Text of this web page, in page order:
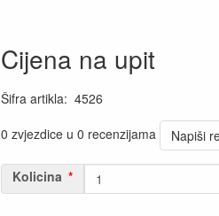
Cijena na upit
Šifra artikla: 4526
0 zvjezdice u 0 recenzijama
Napiši
Kolicina